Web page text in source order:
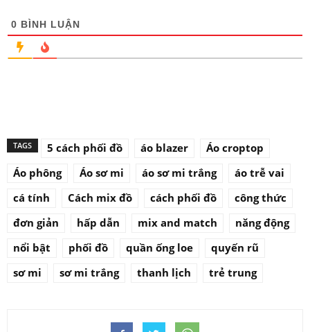
0 BÌNH LUẬN
TAGS 5 cách phối đồ áo blazer
Áo croptop
Áo phông
Áo sơ mi áo sơ mi trắng
áo trễ vai
cá tính
Cách mix đồ cách phối đồ
công thức
đơn giản
hấp dẫn mix and match
năng động
nổi bật
phối đồ quần ống loe
quyến rũ
sơ mi
sơ mi trắng thanh lịch trẻ trung